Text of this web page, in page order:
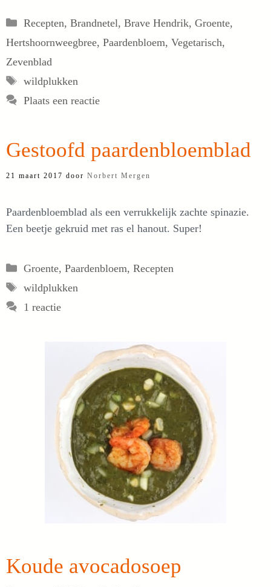
Categorieën
Recepten, Brandnetel, Brave Hendrik, Groente,
Hertshoornweegbree, Paardenbloem, Vegetarisch,
Zevenblad
Tags
wildplukken
Plaats een reactie
Gestoofd paardenbloemblad
21 maart 2017 door Norbert Mergen
Paardenbloemblad als een verrukkelijk zachte spinazie.
Een beetje gekruid met ras el hanout. Super!
Categorieën
Groente, Paardenbloem, Recepten
Tags
wildplukken
1 reactie
Koude avocadosoep